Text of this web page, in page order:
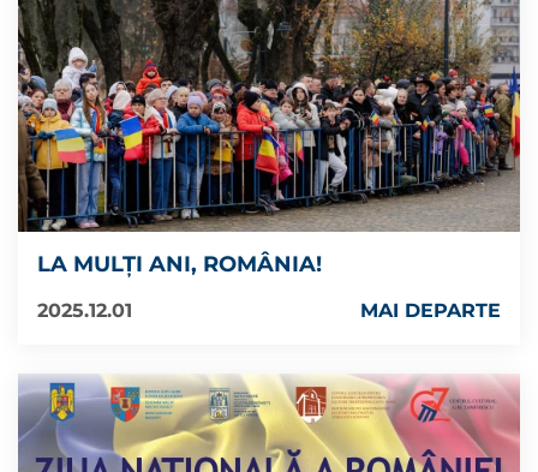
LA MULȚI ANI, ROMÂNIA!
2025.12.01 MAI DEPARTE